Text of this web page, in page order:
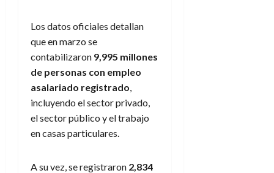
Los datos oficiales detallan
que en marzo se
contabilizaron 9,995 millones
de personas con empleo
asalariado registrado
incluyendo el sector privado,
el sector público y el trabajo
en casas particulares.
A su vez, se registraron 2,834